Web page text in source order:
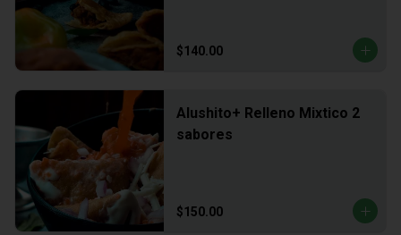
$140.00
Alushito+ Relleno Mixtico 2
sabores
$150.00